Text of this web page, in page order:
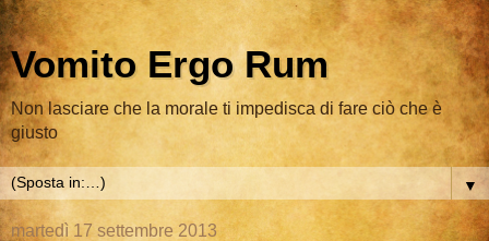
Vomito Ergo Rum
Non lasciare che la morale ti impedisca di fare ciò che è
giusto
▼
martedì 17 settembre 2013